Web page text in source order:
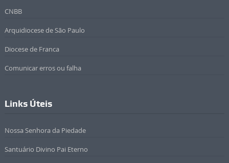
CNBB
Arquidiocese de São Paulo
Diocese de Franca
Comunicar erros ou falha
Links Úteis
Nossa Senhora da Piedade
Santuário Divino Pai Eterno